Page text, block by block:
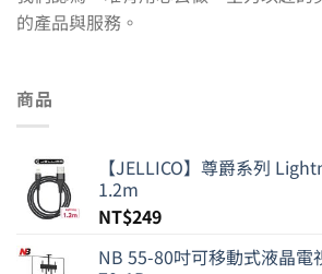
的產品與服務。
商品
【JELLICO】尊爵系列
1.2m
NT$249
NB 55-80吋可移動式液晶電